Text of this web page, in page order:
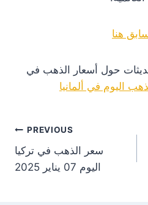
هنا
حول أسعار الذهب في
اليوم في ألمانيا
PREVIOUS
سعر الذهب في تركيا
اليوم 07 يناير 2025